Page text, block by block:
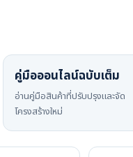
คู่มือออนไลน์ฉบับเต็ม
อ่านคู่มือสินค้าที่ปรับปรุงและจัด
โครงสร้างใหม่